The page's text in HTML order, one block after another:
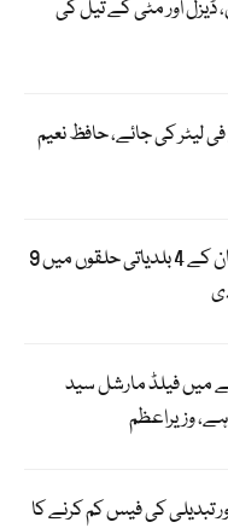
ڈیزل اور مٹی کے تیل کی
قیمت 228 روپے فی لیٹر کی جائے، حافظ نعیم
الیکشن کمیشن نے بلوچستان کے 4 بلدیاتی حلقوں میں 9
میں فیلڈ مارشل سید
ہے، وزیراعظم
تبدیلی کی فیس کم کرنے کا